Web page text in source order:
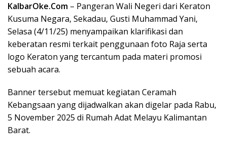
KalbarOke.Com – Pangeran Wali Negeri dari Keraton
Kusuma Negara, Sekadau, Gusti Muhammad Yani,
Selasa (4/11/25) menyampaikan klarifikasi dan
keberatan resmi terkait penggunaan foto Raja serta
logo Keraton yang tercantum pada materi promosi
sebuah acara.
Banner tersebut memuat kegiatan Ceramah
Kebangsaan yang dijadwalkan akan digelar pada Rabu,
5 November 2025 di Rumah Adat Melayu Kalimantan
Barat.